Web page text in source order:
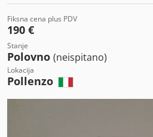
Fiksna cena plus PDV
190 €
Stanje
Polovno (neispitano)
Lokacija
Pollenzo